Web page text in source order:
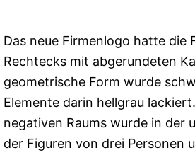
Das neue Firmenlogo hatte die
Rechtecks ​​mit abgerundeten
geometrische Form wurde
Elemente darin hellgrau
negativen Raums wurde in der
der Figuren von drei Personen